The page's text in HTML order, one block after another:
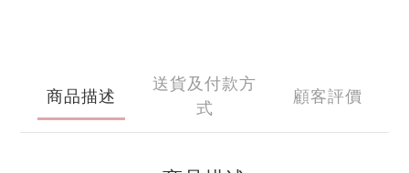
商品描述
送貨及付款方
式
顧客評價